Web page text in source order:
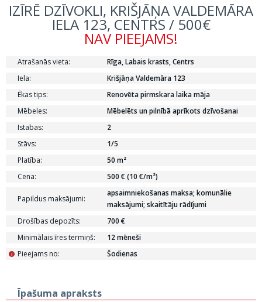
IZĪRĒ DZĪVOKLI, KRIŠJĀŅA VALDEMĀRA
IELA 123, CENTRS / 500€
NAV PIEEJAMS!
Atrašanās vieta:
Rīga, Labais krasts, Centrs
Iela:
Krišjāņa Valdemāra 123
Ēkas tips:
Renovēta pirmskara laika māja
Mēbeles:
Mēbelēts un pilnībā aprīkots dzīvošanai
Istabas:
2
Stāvs:
1/5
Platība:
50 m²
Cena:
500 € (10 €/m²)
Papildus maksājumi:
apsaimniekošanas maksa; komunālie
maksājumi; skaitītāju rādījumi
Drošības depozīts:
700 €
Minimālais īres termiņš:
12 mēneši
Pieejams no:
i Šodienas
Īpašuma apraksts